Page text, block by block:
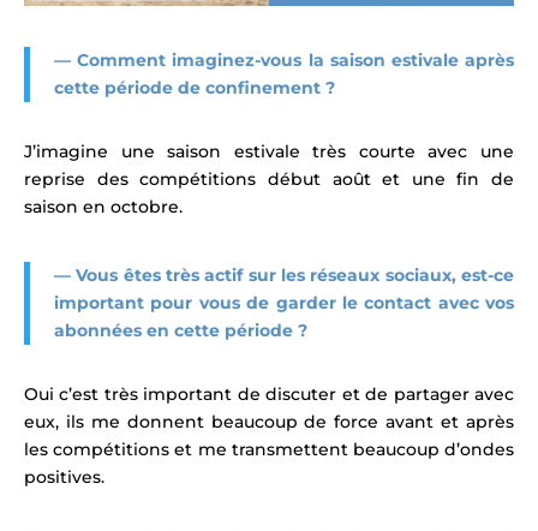
— Comment imaginez-vous la saison estivale après
cette période de confinement ?
J’imagine une saison estivale très courte avec une
reprise des compétitions début août et une fin de
saison en octobre.
— Vous êtes très actif sur les réseaux sociaux, est-ce
important pour vous de garder le contact avec vos
abonnées en cette période ?
Oui c’est très important de discuter et de partager avec
eux, ils me donnent beaucoup de force avant et après
les compétitions et me transmettent beaucoup d’ondes
positives.